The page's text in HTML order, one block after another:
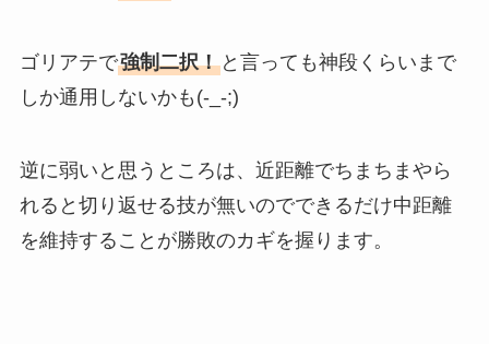
ゴリアテで強制二択！と言っても神段くらいまで
しか通用しないかも(-_-;)
逆に弱いと思うところは、近距離でちまちまやら
れると切り返せる技が無いのでできるだけ中距離
を維持することが勝敗のカギを握ります。